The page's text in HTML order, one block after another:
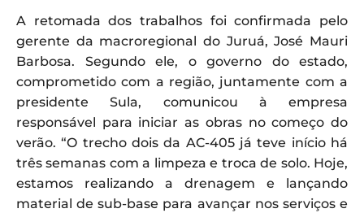
A retomada dos trabalhos foi confirmada pelo
gerente da macroregional do Juruá, José Mauri
Barbosa. Segundo ele, o governo do estado,
comprometido com a região, juntamente com a
presidente Sula, comunicou à empresa
responsável para iniciar as obras no começo do
verão. “O trecho dois da AC-405 já teve início há
três semanas com a limpeza e troca de solo. Hoje,
estamos realizando a drenagem e lançando
material de sub-base para avançar nos serviços e